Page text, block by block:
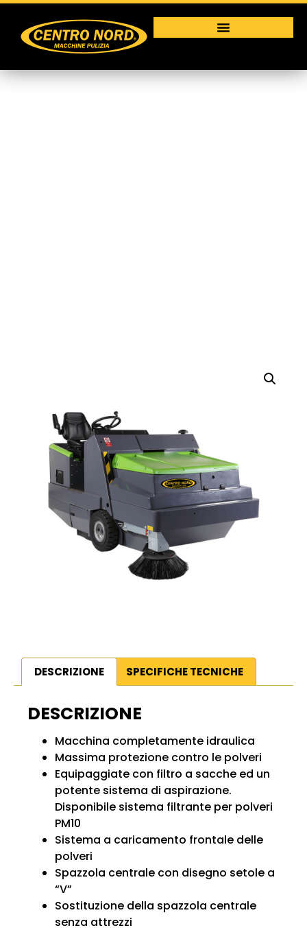
DESCRIZIONE SPECIFICHE TECNICHE
DESCRIZIONE
Macchina completamente idraulica
Massima protezione contro le polveri
Equipaggiate con filtro a sacche ed un
potente sistema di aspirazione.
Disponibile sistema filtrante per polveri
PM10
Sistema a caricamento frontale delle
polveri
Spazzola centrale con disegno setole a
“V”
Sostituzione della spazzola centrale
senza attrezzi